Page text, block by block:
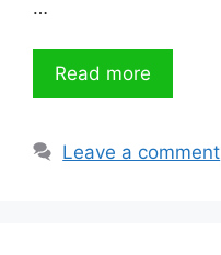
…
Read more
Leave a comment